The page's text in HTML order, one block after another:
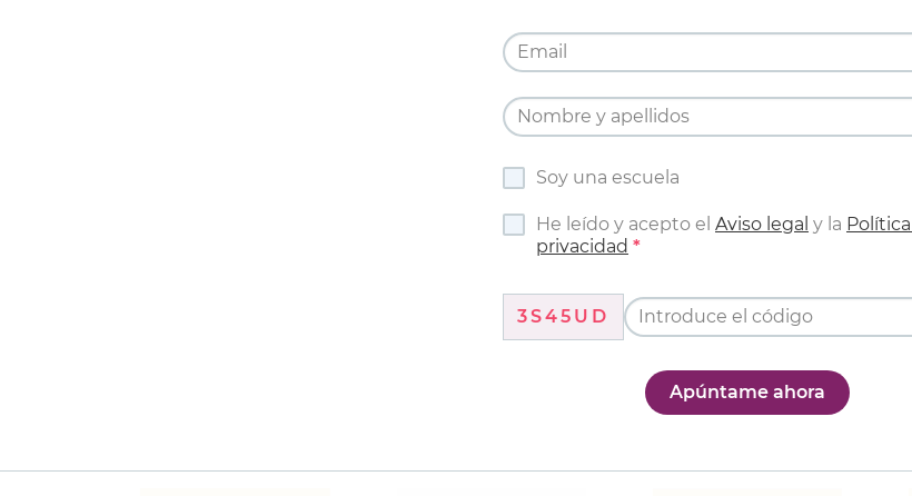
Soy una escuela
He leído y acepto el Aviso legal y la
privacidad
3S45UD
Apúntame ahora